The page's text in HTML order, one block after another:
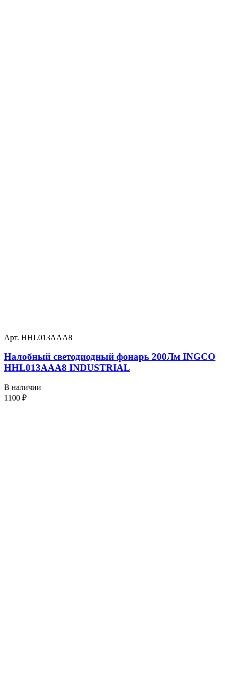
Арт. HHL013AAA8
Налобный светодиодный фонарь 200Лм INGCO
HHL013AAA8 INDUSTRIAL
В наличии
1100 ₽